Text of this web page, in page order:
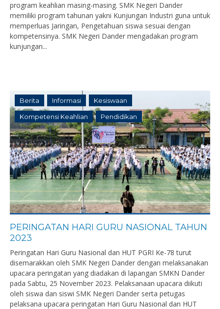
program keahlian masing-masing. SMK Negeri Dander
memiliki program tahunan yakni Kunjungan Industri guna untuk
memperluas Jaringan, Pengetahuan siswa sesuai dengan
kompetensinya. SMK Negeri Dander mengadakan program
kunjungan...
Berita Informasi Kesiswaan
Kompetensi Keahlian Pendidikan
PERINGATAN HARI GURU NASIONAL TAHUN
2023
Peringatan Hari Guru Nasional dan HUT PGRI Ke-78 turut
disemarakkan oleh SMK Negeri Dander dengan melaksanakan
upacara peringatan yang diadakan di lapangan SMKN Dander
pada Sabtu, 25 November 2023. Pelaksanaan upacara diikuti
oleh siswa dan siswi SMK Negeri Dander serta petugas
pelaksana upacara peringatan Hari Guru Nasional dan HUT